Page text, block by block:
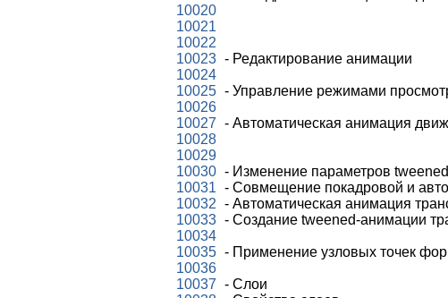
10020
10021
10022
10023 - Редактирование анимации
10024
10025 - Управление режимами
10026
10027 - Автоматическая анимация
10028
10029
10030 - Изменение параметров
10031 - Совмещение покадровой и
10032 - Автоматическая анимация
10033 - Создание tweened-анимации
10034
10035 - Применение узловых точек
10036
10037 - Слои